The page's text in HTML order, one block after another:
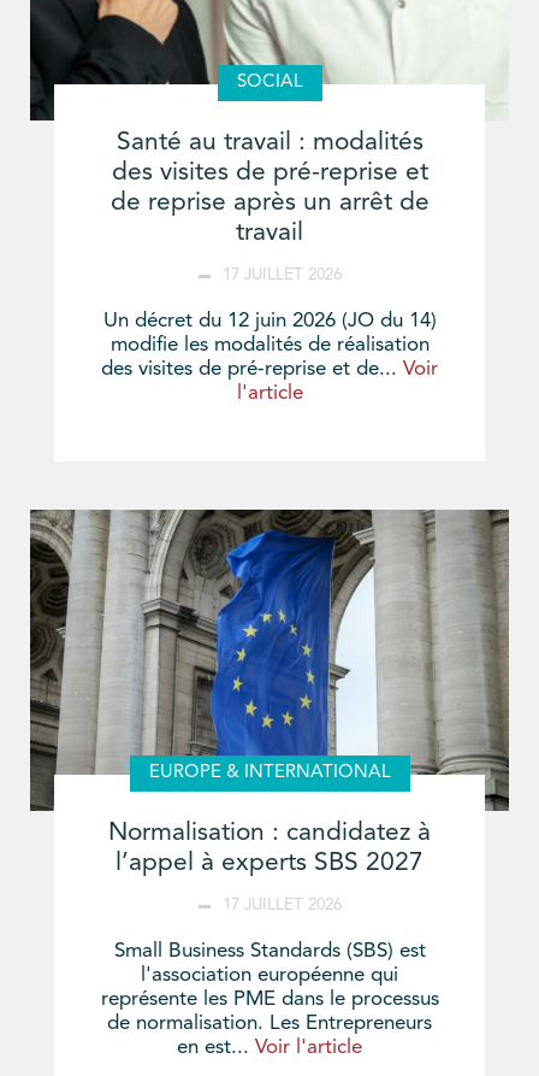
SOCIAL
Santé au travail : modalités
des visites de pré-reprise et
de reprise après un arrêt de
travail
17 JUILLET 2026
Un décret du 12 juin 2026 (JO du 14)
modifie les modalités de réalisation
des visites de pré-reprise et de... Voir
l'article
EUROPE & INTERNATIONAL
Normalisation : candidatez à
l’appel à experts SBS 2027
17 JUILLET 2026
Small Business Standards (SBS) est
l'association européenne qui
représente les PME dans le processus
de normalisation. Les Entrepreneurs
en est... Voir l'article